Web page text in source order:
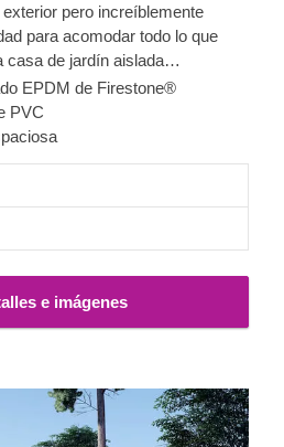
pero increíblemente
para acomodar todo lo que
casa de jardín aislada
se convertirá rápidamente en
Es ideal no solo para cuando
para usarse como un
lo que le permitirá
realizar cualquier actividad de
mismo modelo en la
y negro ELON
especial de estructura
que admiran el estilo
que aprecian las cosas únicas y
EPDM de Firestone®
PVC
e imágenes